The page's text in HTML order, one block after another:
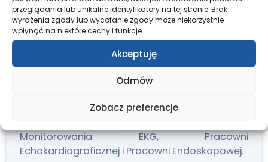
przeglądania lub unikalne identyfikatory na tej stronie. Brak
wyrażenia zgody lub wycofanie zgody może niekorzystnie
wpłynąć na niektóre cechy i funkcje.
Akceptuję
Odmów
Zobacz preferencje
Stacja Dializ, umożliwia wykonywanie ostrych i
planowych zabiegów hemodializy dla
pacjentów Oddziału Wewnętrznego.
Pracownia Endoskopowa umożliwia szeroką
diagnostykę i leczenie pacjentów ze
schorzeniami przewodu pokarmowego.
W ramach wymaganych szkoleń uzyskano
Monitorowania EKG, Pracowni
Echokardiograficznej i Pracowni Endoskopowej.